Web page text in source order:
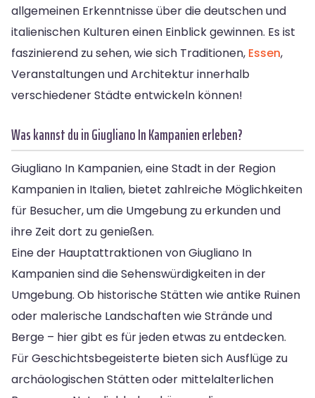
allgemeinen Erkenntnisse über die deutschen und
italienischen Kulturen einen Einblick gewinnen. Es ist
faszinierend zu sehen, wie sich Traditionen, Essen,
Veranstaltungen und Architektur innerhalb
verschiedener Städte entwickeln können!
Was kannst du in Giugliano In Kampanien erleben?
Giugliano In Kampanien, eine Stadt in der Region
Kampanien in Italien, bietet zahlreiche Möglichkeiten
für Besucher, um die Umgebung zu erkunden und
ihre Zeit dort zu genießen.
Eine der Hauptattraktionen von Giugliano In
Kampanien sind die Sehenswürdigkeiten in der
Umgebung. Ob historische Stätten wie antike Ruinen
oder malerische Landschaften wie Strände und
Berge – hier gibt es für jeden etwas zu entdecken.
Für Geschichtsbegeisterte bieten sich Ausflüge zu
archäologischen Stätten oder mittelalterlichen